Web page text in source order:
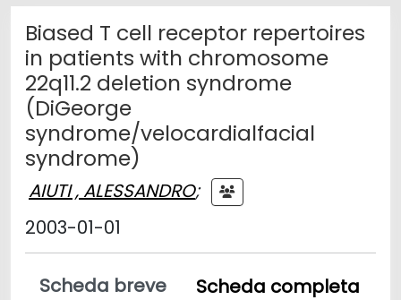
Biased T cell receptor repertoires
in patients with chromosome
22q11.2 deletion syndrome
(DiGeorge
syndrome/velocardialfacial
syndrome)
AIUTI , ALESSANDRO;
2003-01-01
Scheda breve
Scheda completa